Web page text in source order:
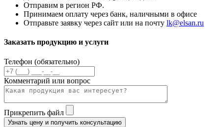
Отправим в регион РФ.
Принимаем оплату через банк, наличными в офисе
Отправьте заявку через сайт или на почту lk@elsan.ru
Заказать продукцию и услуги
Телефон (обязательно)
Комментарий или вопрос
Прикрепить файл
Узнать цену и получить консультацию